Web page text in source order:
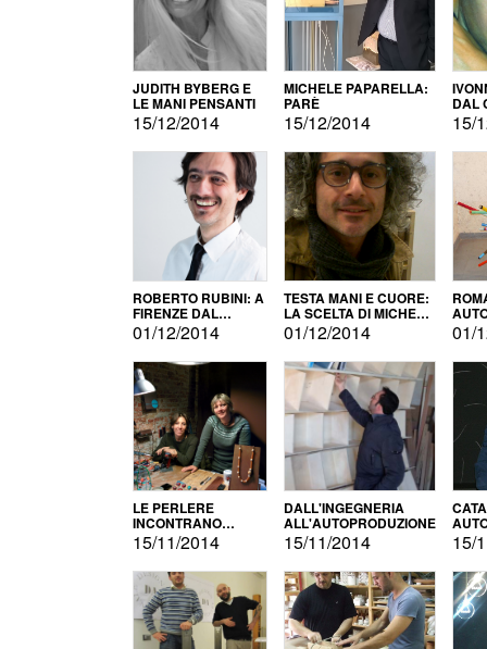
JUDITH BYBERG E
LE MANI PENSANTI
15/12/2014
MICHELE PAPARELLA:
PARÈ
15/12/2014
DAL
15/
ROBERTO RUBINI: A
FIRENZE DAL
PRODOTTO ALLA
PROMOZIONE
01/12/2014
TESTA MANI E CUORE:
LA SCELTA DI MICHELE
BARBERIO
01/12/2014 01/
LE PERLERE
INCONTRANO
L'AUTOPRODUZIONE
15/11/2014
DALL'INGEGNERIA
ALL'AUTOPRODUZIONE
15/11/2014 15/